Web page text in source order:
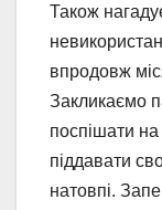
Також
впродовж
Закликаємо
поспішати на
піддавати
натовпі.